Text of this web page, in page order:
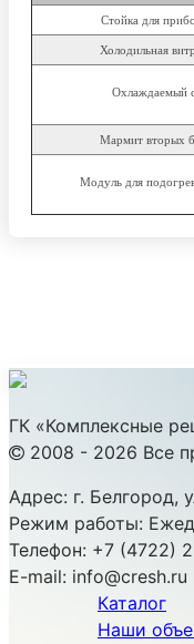
Стойка для
Холодильная
Охлаждаемый
Мармит вторых
Модуль для
ГК «Комплексные
2008 - 2026 Все
Адрес: г. Белгород,
Режим работы:
Телефон: +7 (4722)
E-mail: info@cresh.ru
Каталог
Наши